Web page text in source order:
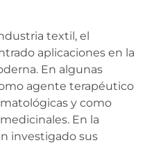
textil, el
aplicaciones en la
En algunas
agente terapéutico
y como
En la
investigado sus